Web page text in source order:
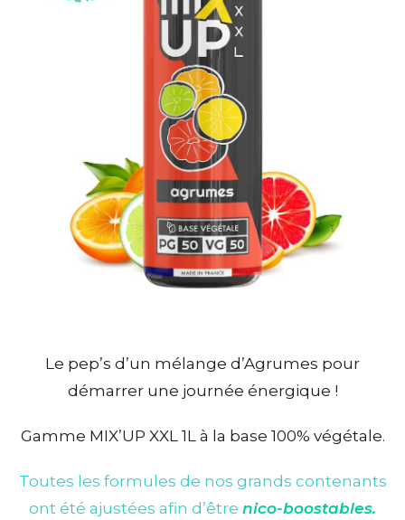
Le pep’s d’un mélange d’Agrumes pour
démarrer une journée énergique !
Gamme MIX’UP XXL 1L à la base 100% végétale.
Toutes les formules de nos grands contenants
ont été ajustées afin d’être nico-boostables.